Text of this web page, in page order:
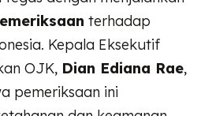
terhadap
Kepala Eksekutif
OJK, Dian Ediana Rae,
pemeriksaan ini